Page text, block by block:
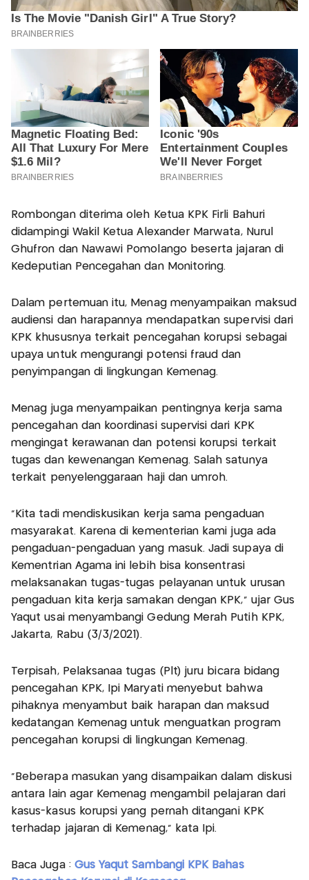
Rombongan diterima oleh Ketua KPK Firli Bahuri
didampingi Wakil Ketua Alexander Marwata, Nurul
Ghufron dan Nawawi Pomolango beserta jajaran di
Kedeputian Pencegahan dan Monitoring.
Dalam pertemuan itu, Menag menyampaikan maksud
audiensi dan harapannya mendapatkan supervisi dari
KPK khususnya terkait pencegahan korupsi sebagai
upaya untuk mengurangi potensi fraud dan
penyimpangan di lingkungan Kemenag.
Menag juga menyampaikan pentingnya kerja sama
pencegahan dan koordinasi supervisi dari KPK
mengingat kerawanan dan potensi korupsi terkait
tugas dan kewenangan Kemenag. Salah satunya
terkait penyelenggaraan haji dan umroh.
"Kita tadi mendiskusikan kerja sama pengaduan
masyarakat. Karena di kementerian kami juga ada
pengaduan-pengaduan yang masuk. Jadi supaya di
Kementrian Agama ini lebih bisa konsentrasi
melaksanakan tugas-tugas pelayanan untuk urusan
pengaduan kita kerja samakan dengan KPK," ujar Gus
Yaqut usai menyambangi Gedung Merah Putih KPK,
Jakarta, Rabu (3/3/2021).
Terpisah, Pelaksanaa tugas (Plt) juru bicara bidang
pencegahan KPK, Ipi Maryati menyebut bahwa
pihaknya menyambut baik harapan dan maksud
kedatangan Kemenag untuk menguatkan program
pencegahan korupsi di lingkungan Kemenag.
"Beberapa masukan yang disampaikan dalam diskusi
antara lain agar Kemenag mengambil pelajaran dari
kasus-kasus korupsi yang pernah ditangani KPK
terhadap jajaran di Kemenag," kata Ipi.
Baca Juga : Gus Yaqut Sambangi KPK Bahas